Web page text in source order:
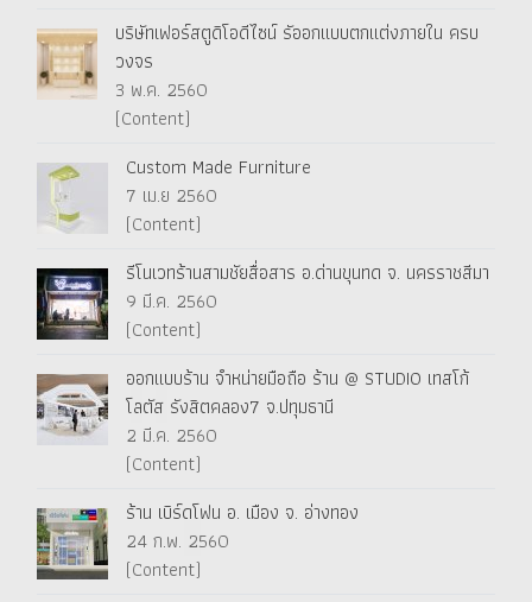
บริษัทเฟอร์สตูดิโอดีไซน์ รัออกแบบตกแต่งภายใน ครบ
วงจร
3 พ.ค. 2560
(Content)
Custom Made Furniture
7 เม.ย 2560
(Content)
รีโนเวทร้านสามชัยสื่อสาร อ.ด่านขุนทด จ. นครราชสีมา
9 มี.ค. 2560
(Content)
ออกแบบร้าน จำหน่ายมือถือ ร้าน @ STUDIO เทสโก้
โลตัส รังสิตคลอง7 จ.ปทุมธานี
2 มี.ค. 2560
(Content)
ร้าน เบิร์ดโฟน อ. เมือง จ. อ่างทอง
24 ก.พ. 2560
(Content)